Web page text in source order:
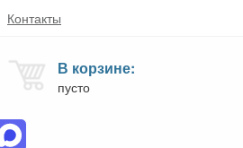
Контакты
В корзине:
пусто